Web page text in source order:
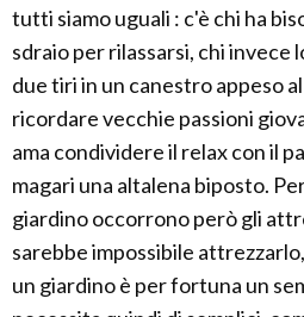
tutti siamo uguali : c'è chi ha
sdraio per rilassarsi, chi invece
due tiri in un canestro appeso
ricordare vecchie passioni
ama condividere il relax con il
magari una altalena biposto.
giardino occorrono però gli
sarebbe impossibile
un giardino è per fortuna un